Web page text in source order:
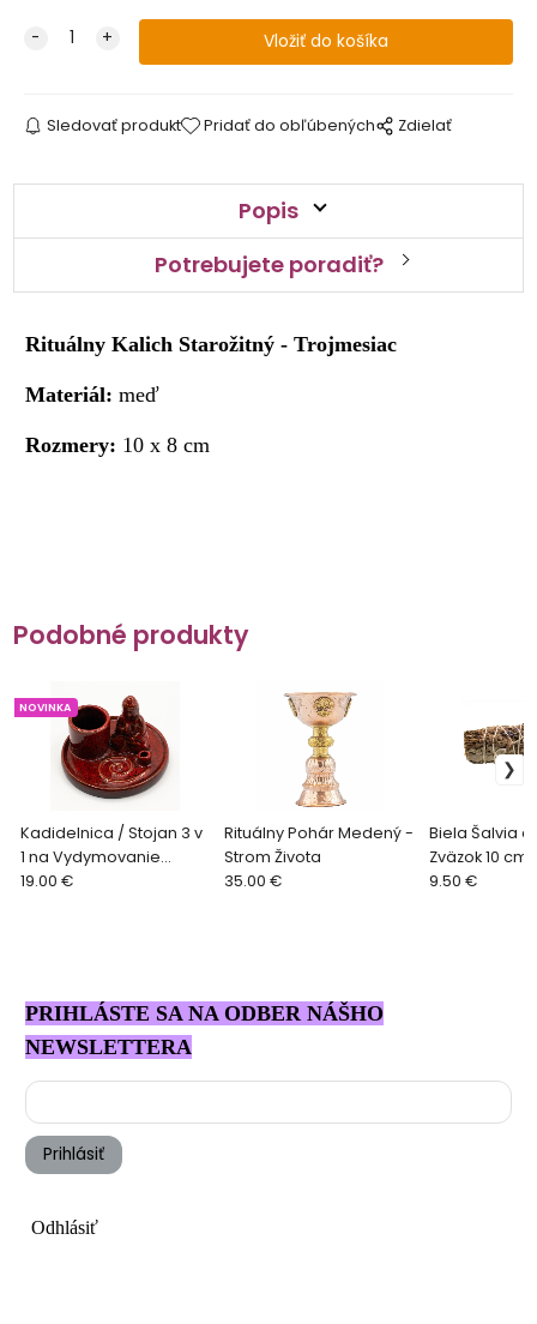
Sledovať produkt Pridať do obľúbených Zdielať
Popis
Potrebujete poradiť?
Rituálny Kalich Starožitný - Trojmesiac
Materiál: meď
Rozmery: 10 x 8 cm
Podobné produkty
Kadidelnica / Stojan 3 v
1 na Vydymovanie
Buddha - červená
NOVINKA
19.00 €
Rituálny Pohár Medený -
Strom Života
35.00 €
Biela Šalvia a
Zväzok 10 cm
Vydymovanie
9.50 €
PRIHLÁSTE SA NA ODBER NÁŠHO
NEWSLETTERA
Prihlásiť
Odhlásiť